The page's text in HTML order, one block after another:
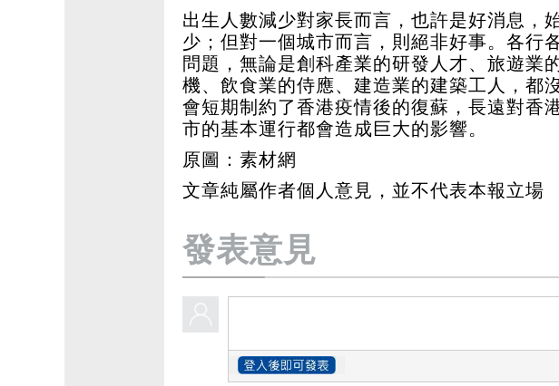
出生人數減少對家長而言，也許是好消息，
少；但對一個城市而言，則絕非好事。各行
問題，無論是創科產業的研發人才、旅遊業
機、飲食業的侍應、建造業的建築工人，都
會短期制約了香港疫情後的復蘇，長遠對香
市的基本運行都會造成巨大的影響。
原圖：素材網
文章純屬作者個人意見，並不代表本報立場
發表意見